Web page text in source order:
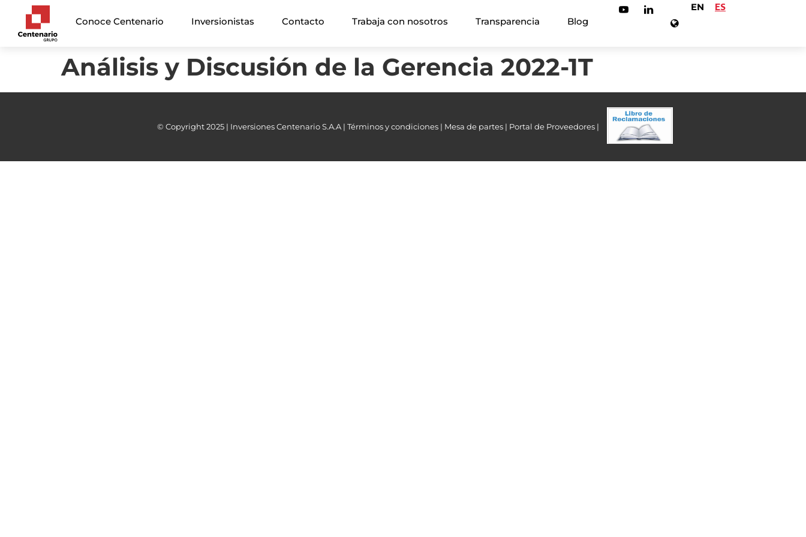
Conoce Centenario Inversionistas Contacto Trabaja con nosotros Transparencia Blog
EN ES
Análisis y Discusión de la Gerencia 2022-1T
© Copyright 2025 | Inversiones Centenario S.A.A | Términos y condiciones | Mesa de partes | Portal de Proveedores |